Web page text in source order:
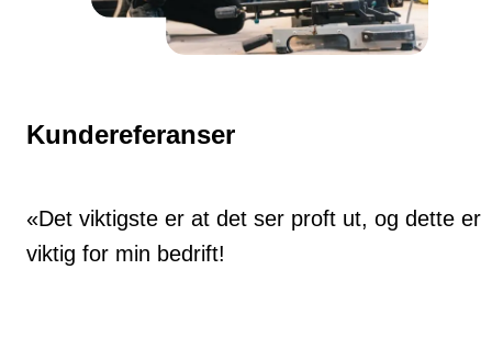
Kundereferanser
«Det viktigste er at det ser proft ut, og dette er
viktig for min bedrift!